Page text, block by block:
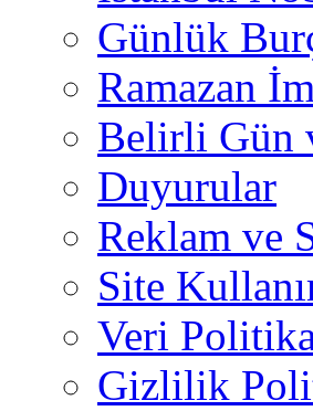
Günlük
Ramazan
Belirli Gün
Duyurular
Reklam ve
Site
Veri
Gizlilik